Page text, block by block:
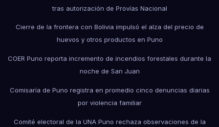
tras autorización de Provías Nacional
Cierre de la frontera con Bolivia impulsó el alza del precio de
huevos y otros productos en Puno
COER Puno reporta incremento de incendios forestales durante la
noche de San Juan
Comisaría de Puno registra en promedio cinco denuncias diarias
por violencia familiar
Comité electoral de la UNA Puno rechaza observaciones de la